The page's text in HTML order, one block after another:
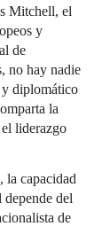
Mitchell, el
y
de
no hay nadie
y diplomático
la
liderazgo
la capacidad
del
de